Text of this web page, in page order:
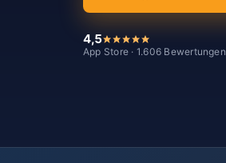
4,5
App Store · 1.606 Bewertungen